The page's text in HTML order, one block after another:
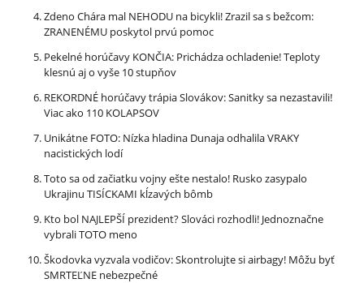
Zdeno Chára mal NEHODU na bicykli! Zrazil sa s bežcom:
ZRANENÉMU poskytol prvú pomoc
Pekelné horúčavy KONČIA: Prichádza ochladenie! Teploty
klesnú aj o vyše 10 stupňov
REKORDNÉ horúčavy trápia Slovákov: Sanitky sa nezastavili!
Viac ako 110 KOLAPSOV
Unikátne FOTO: Nízka hladina Dunaja odhalila VRAKY
nacistických lodí
Toto sa od začiatku vojny ešte nestalo! Rusko zasypalo
Ukrajinu TISÍCKAMI kĺzavých bômb
Kto bol NAJLEPŠÍ prezident? Slováci rozhodli! Jednoznačne
vybrali TOTO meno
Škodovka vyzvala vodičov: Skontrolujte si airbagy! Môžu byť
SMRTEĽNE nebezpečné